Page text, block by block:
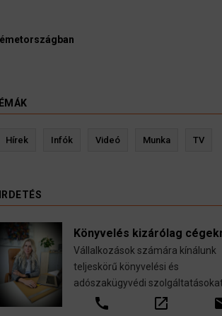
és ügyészek szerint a német politikának
egy pártbetiltási eljárás elindítását.
Kevin Ressler biztosítási szakértő
Hírek Infók Videó Munka TV
Könyvelés kizárólag
Vállalkozások számára kínálunk
teljeskörű könyvelési és
adószakügyvédi
call open_in_new